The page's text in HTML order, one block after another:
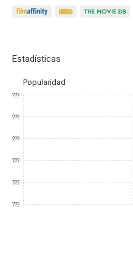
Estadísticas
Popularidad
???
???
???
???
???
???